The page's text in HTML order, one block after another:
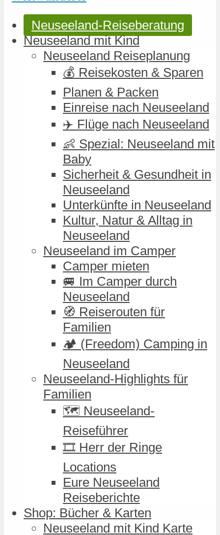
Neuseeland-Reiseberatung
Neuseeland mit Kind
Neuseeland Reiseplanung
💰 Reisekosten & Sparen
Planen & Packen
Einreise nach Neuseeland
✈️ Flüge nach Neuseeland
👶 Spezial: Neuseeland mit
Baby
Sicherheit & Gesundheit in
Neuseeland
Unterkünfte in Neuseeland
Kultur, Natur & Alltag in
Neuseeland
Neuseeland im Camper
Camper mieten
🚐 Im Camper durch
Neuseeland
🧭 Reiserouten für
Familien
🏕️ (Freedom) Camping in
Neuseeland
Neuseeland-Highlights für
Familien
🗺️ Neuseeland-
Reiseführer
🎞️ Herr der Ringe
Locations
Eure Neuseeland
Reiseberichte
Shop: Bücher & Karten
Neuseeland mit Kind Karte